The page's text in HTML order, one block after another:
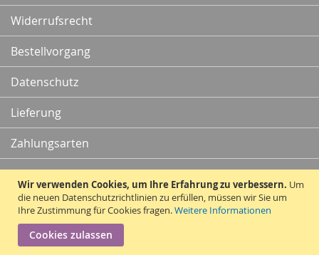
Wir verwenden Cookies, um Ihre Erfahrung zu verbessern. Um
die neuen Datenschutzrichtlinien zu erfüllen, müssen wir Sie um
Ihre Zustimmung für Cookies fragen.Weitere Informationen
Cookies zulassen
Widerrufsrecht
Bestellvorgang
Datenschutz
Lieferung
Zahlungsarten
Kontakt
Vertrag widerrufen
Copyright © 2010 - 2026 Traummatten.de